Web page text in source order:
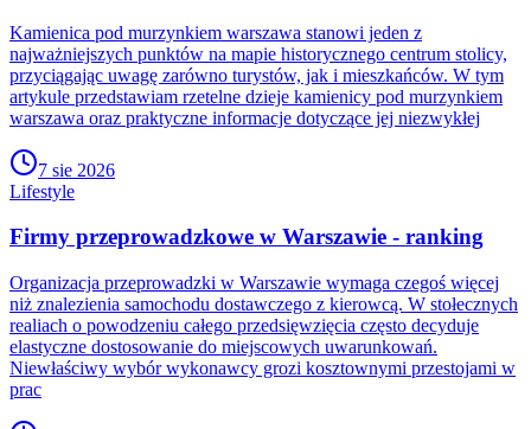
Kamienica pod murzynkiem warszawa stanowi jeden z
najważniejszych punktów na mapie historycznego centrum stolicy,
przyciągając uwagę zarówno turystów, jak i mieszkańców. W tym
artykule przedstawiam rzetelne dzieje kamienicy pod murzynkiem
warszawa oraz praktyczne informacje dotyczące jej niezwykłej
7 sie 2026
Lifestyle
Firmy przeprowadzkowe w Warszawie - ranking
Organizacja przeprowadzki w Warszawie wymaga czegoś więcej
niż znalezienia samochodu dostawczego z kierowcą. W stołecznych
realiach o powodzeniu całego przedsięwzięcia często decyduje
elastyczne dostosowanie do miejscowych uwarunkowań.
Niewłaściwy wybór wykonawcy grozi kosztownymi przestojami w
prac